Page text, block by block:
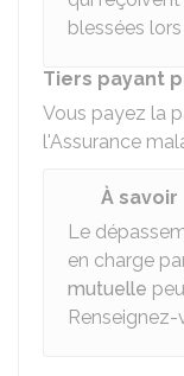
blessées
Tiers payant
Vous payez la
l'Assurance
À savoir
Le
en charge
mutuelle
Renseignez-